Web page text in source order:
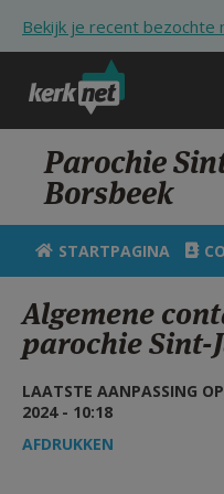
Bekijk je recent bezochte
KERK
ZOEKEN
HULP
Parochie
Borsbeek
STARTPAGINA
Algemene
parochie Sint-
LAATSTE AANPASSING
2024 - 10:18
AFDRUKKEN